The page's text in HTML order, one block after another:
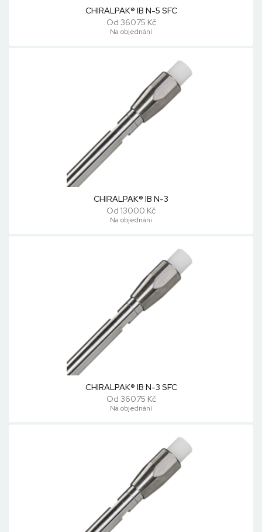
CHIRALPAK® IB N-5 SFC
Od 36075 Kč
Na objednání
CHIRALPAK® IB N-3
Od 13000 Kč
Na objednání
CHIRALPAK® IB N-3 SFC
Od 36075 Kč
Na objednání